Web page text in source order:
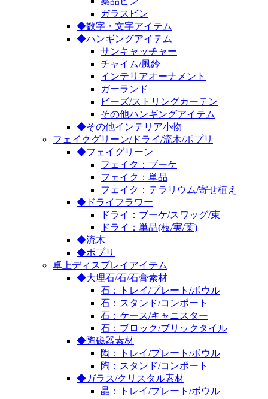
ガラスビン
◆数字・文字アイテム
◆ハンギングアイテム
サンキャッチャー
チャイム/風鈴
インテリアオーナメント
ガーランド
ビーズ/ストリングカーテン
その他ハンギングアイテム
◆その他インテリア小物
フェイクグリーン/ドライ/流木/ポプリ
◆フェイグリーン
フェイク：ブーケ
フェイク：単品
フェイク：テラリウム/寄せ植え
◆ドライフラワー
ドライ：ブーケ/スワッグ/束
ドライ：単品(枝/実/葉)
◆流木
◆ポプリ
卓上ディスプレイアイテム
◆大理石/石/石膏素材
石：トレイ/プレート/ボウル
石：スタンド/コンポート
石：ケース/キャニスター
石：ブロック/ブリックタイル
◆陶磁器素材
陶：トレイ/プレート/ボウル
陶：スタンド/コンポート
◆ガラス/クリスタル素材
晶：トレイ/プレート/ボウル